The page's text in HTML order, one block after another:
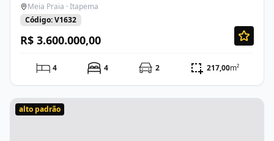
Meia Praia · Itapema
Código: V1632
R$ 3.600.000,00
4 4 2 217,00m²
alto padrão